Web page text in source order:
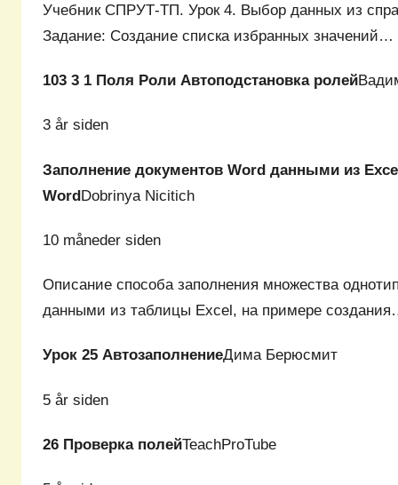
Учебник СПРУТ-ТП. Урок 4. Выбор данных из
Задание: Создание списка избранных значений…
103 3 1 Поля Роли Автоподстановка ролей
3 år siden
Заполнение документов Word данными из
WordDobrinya Nicitich
10 måneder siden
Описание способа заполнения множества
данными из таблицы Excel, на примере
Урок 25 АвтозаполнениеДима Берюсмит
5 år siden
26 Проверка полейTeachProTube